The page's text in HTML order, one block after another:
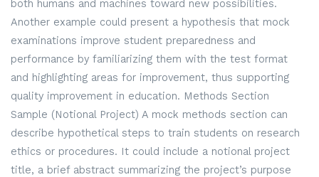
both humans and machines toward new possibilities.
Another example could present a hypothesis that mock
examinations improve student preparedness and
performance by familiarizing them with the test format
and highlighting areas for improvement, thus supporting
quality improvement in education. Methods Section
Sample (Notional Project) A mock methods section can
describe hypothetical steps to train students on research
ethics or procedures. It could include a notional project
title, a brief abstract summarizing the project’s purpose